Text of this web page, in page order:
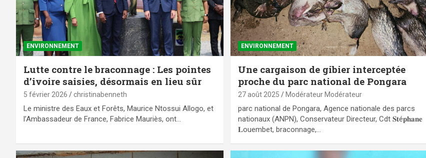
ENVIRONNEMENT
Lutte contre le braconnage : Les pointes
d’ivoire saisies, désormais en lieu sûr
5 février 2026 christinabenneth
Le ministre des Eaux et Forêts, Maurice Ntossui Allogo, et
l’Ambassadeur de France, Fabrice Mauriès, ont…
ENVIRONNEMENT
Une cargaison de gibier interceptée
proche du parc national de Pongara
27 août 2025 Modérateur Modérateur
parc national de Pongara, Agence nationale des parcs
nationaux (ANPN), Conservateur Directeur, Cdt 𝐒𝐭é𝐩𝐡𝐚𝐧𝐞
𝐋ouembet, braconnage,…